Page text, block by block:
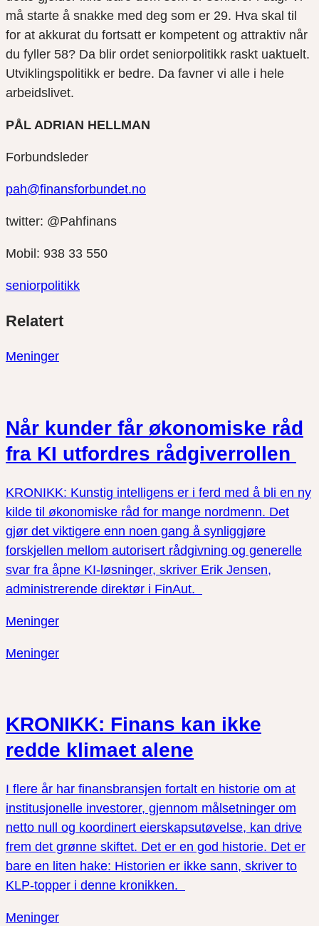
må starte å snakke med deg som er 29. Hva skal til
for at akkurat du fortsatt er kompetent og attraktiv når
du fyller 58? Da blir ordet seniorpolitikk raskt uaktuelt.
Utviklingspolitikk er bedre. Da favner vi alle i hele
arbeidslivet.
PÅL ADRIAN HELLMAN
Forbundsleder
pah@finansforbundet.no
twitter: @Pahfinans
Mobil: 938 33 550
seniorpolitikk
link
på
på
Relatert
Meninger
Når kunder får økonomiske råd
fra KI utfordres rådgiverrollen
KRONIKK: Kunstig intelligens er i ferd med å bli en ny
kilde til økonomiske råd for mange nordmenn. Det
gjør det viktigere enn noen gang å synliggjøre
forskjellen mellom autorisert rådgivning og generelle
svar fra åpne KI-løsninger, skriver Erik Jensen,
administrerende direktør i FinAut.
Meninger
Meninger
KRONIKK: Finans kan ikke
redde klimaet alene
I flere år har finansbransjen fortalt en historie om at
institusjonelle investorer, gjennom målsetninger om
netto null og koordinert eierskapsutøvelse, kan drive
frem det grønne skiftet. Det er en god historie. Det er
bare en liten hake: Historien er ikke sann, skriver to
KLP-topper i denne kronikken.
Meninger